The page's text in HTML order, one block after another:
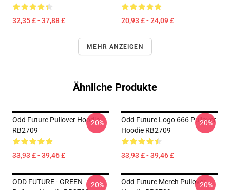
32,35 £ - 37,88 £ 20,93 £ - 24,09 £
MEHR ANZEIGEN
Ähnliche Produkte
Odd Future Pullover Hoodie
RB2709
33,93 £ - 39,46 £
-20%
Odd Future Logo 666 Pullover
Hoodie RB2709
33,93 £ - 39,46 £
-20%
ODD FUTURE - GREEN
-20%
Odd Future Merch Pullover-20%